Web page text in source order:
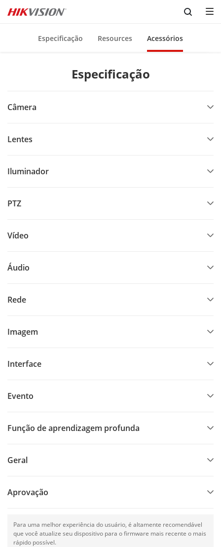
Skip to content
Especificação Resources Acessórios
Especificação
Câmera
Lentes
Iluminador
PTZ
Vídeo
Áudio
Rede
Imagem
Interface
Evento
Função de aprendizagem profunda
Geral
Aprovação
Para uma melhor experiência do usuário, é altamente recomendável
que você atualize seu dispositivo para o firmware mais recente o mais
rápido possível.